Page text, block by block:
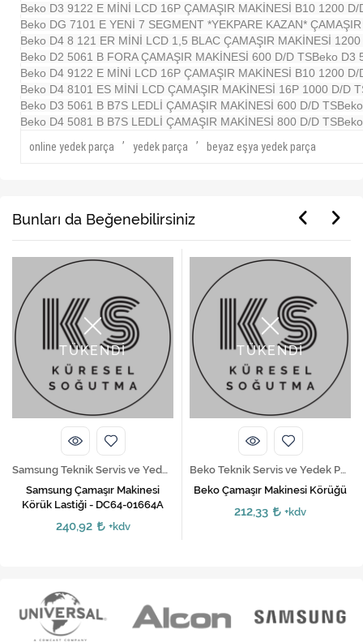
Beko D3 9122 E MİNİ LCD 16P ÇAMAŞIR MAKİNESİ B10 1200 D/
Beko DG 7101 E YENİ 7 SEGMENT *YEKPARE KAZAN*
Beko D4 8 121 ER MİNİ LCD 1,5 BLAC ÇAMAŞIR MAKİNESİ
Beko D2 5061 B FORA ÇAMAŞIR MAKİNESİ 600 D/D TSBeko D3
Beko D4 9122 E MİNİ LCD 16P ÇAMAŞIR MAKİNESİ B10 1200 D/
Beko D4 8101 ES MİNİ LCD ÇAMAŞIR MAKİNESİ 16P 1000 D/D
Beko D3 5061 B B7S LEDLİ ÇAMAŞIR MAKİNESİ 600 D/D TS
Beko D4 5081 B B7S LEDLİ ÇAMAŞIR MAKİNESİ 800 D/D TS
online yedek parça
,
yedek parça
,
beyaz eşya yedek parça
Bunları da Beğenebilirsiniz
TÜKENDİ
Samsung Teknik Servis ve Yedek Parça Hizmetleri
Samsung Çamaşır Makinesi
Körük Lastiği - DC64-01664A
240,92 +kdv
TÜKENDİ
Beko Teknik Servis ve Yedek Parça Hizmetleri
Beko Çamaşır Makinesi Körüğü
212,33 +kdv